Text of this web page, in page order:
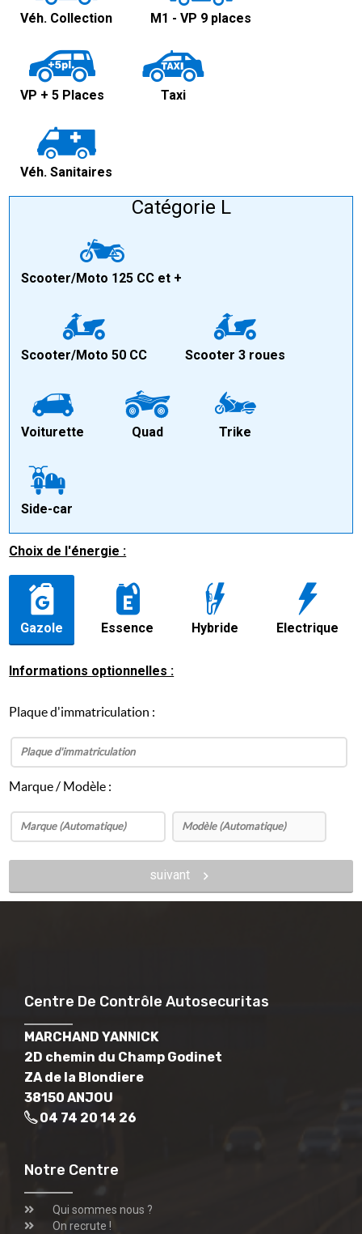
Véh. Collection M1 - VP 9 places
VP + 5 Places Taxi
Véh. Sanitaires
Catégorie L
Scooter/Moto 125 CC et +
Scooter/Moto 50 CC Scooter 3 roues
Voiturette Quad Trike
Side-car
Choix de l'énergie :
Gazole Essence Hybride Electrique
Informations optionnelles :
Plaque d'immatriculation :
Marque / Modèle :
suivant
Centre De Contrôle Autosecuritas
MARCHAND YANNICK
2D chemin du Champ Godinet
ZA de la Blondiere
38150 ANJOU
04 74 20 14 26
Notre Centre
Qui sommes nous ?
On recrute !